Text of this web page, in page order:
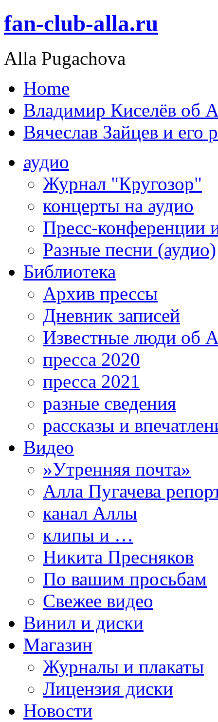
fan-club-alla.ru
Alla Pugachova
Home
Владимир Киселёв об
Вячеслав Зайцев и его
аудио
Журнал "Кругозор"
концерты на аудио
Пресс-конференции
Разные песни (аудио)
Библиотека
Архив прессы
Дневник записей
Известные люди об
пресса 2020
пресса 2021
разные сведения
рассказы и
Видео
»Утренняя почта»
Алла Пугачева
канал Аллы
клипы и …
Никита Пресняков
По вашим просьбам
Свежее видео
Винил и диски
Магазин
Журналы и плакаты
Лицензия диски
Новости